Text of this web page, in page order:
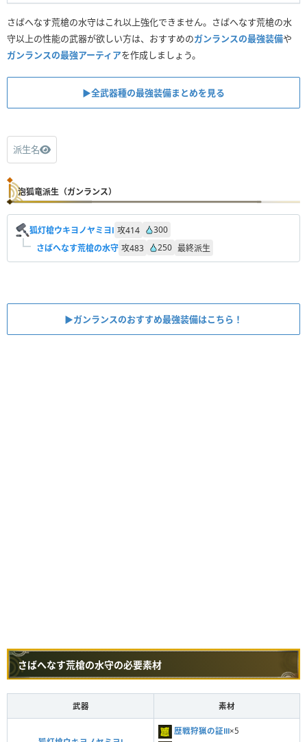
さばへなす荒槍の水守はこれ以上強化できません。さばへなす荒槍の水
守以上の性能の武器が欲しい方は、おすすめのガンランスの最強装備や
ガンランスの最強アーティアを作成しましょう。
▶︎全武器種の最強装備まとめを見る
派生名
泡狐竜派生（ガンランス）
狐灯槍ウキヨノヤミヨⅠ 攻414
300
さばへなす荒槍の水守 攻483 250 最終派生
▶︎ガンランスのおすすめ最強装備はこちら！
さばへなす荒槍の水守の必要素材
武器 素材
歴戦狩猟の証Ⅲ×5